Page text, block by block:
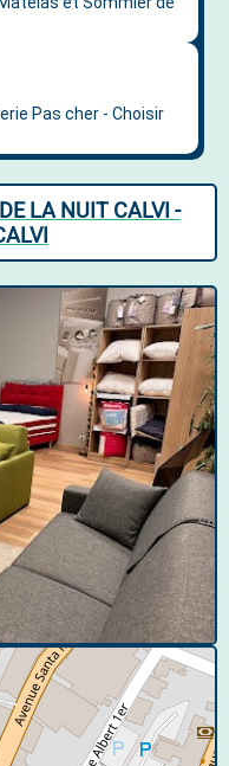
LA NUIT CALVI -